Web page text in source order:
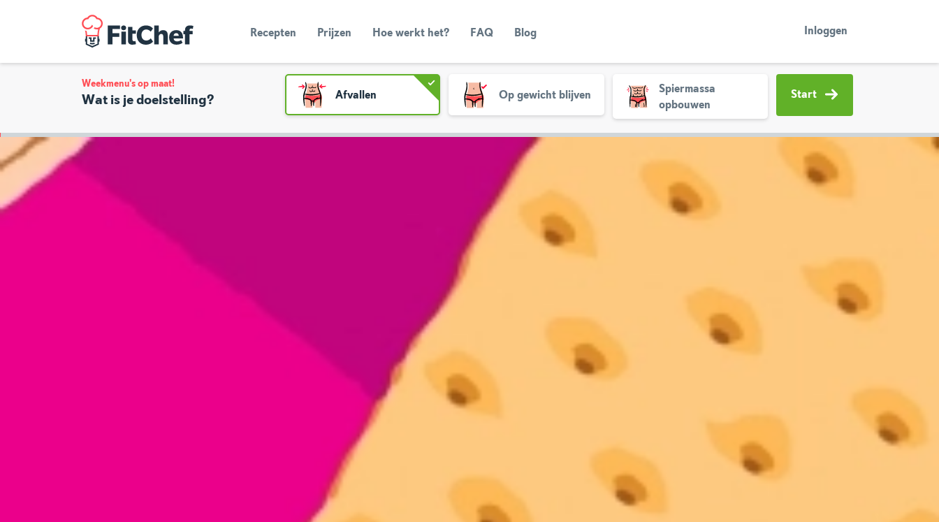
Recepten Prijzen Hoe werkt het? FAQ Blog Inloggen
Weekmenu's op maat!
Wat is je doelstelling? Afvallen Op gewicht blijven
Spiermassa
opbouwen
Start